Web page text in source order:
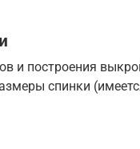
и построения
спинки